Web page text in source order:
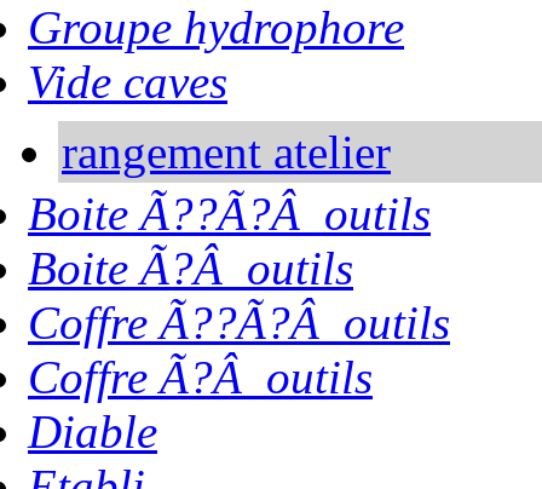
Groupe hydrophore
Vide caves
rangement atelier
Boite Ã??Ã?Â outils
Boite Ã?Â outils
Coffre Ã??Ã?Â outils
Coffre Ã?Â outils
Diable